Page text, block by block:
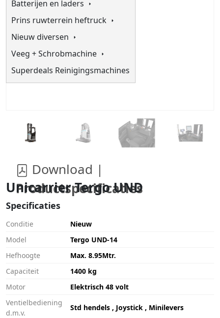
Batterijen en laders
Prins ruwterrein heftruck
Nieuw diversen
Veeg + Schrobmachine
Superdeals Reinigingsmachines
Download |
Productspecificaties
Unicarrier Tergo UND
Specificaties
Conditie
Nieuw
Model
Tergo UND-14
Hefhoogte
Max. 8.95Mtr.
Capaciteit
1400 kg
Motor
Elektrisch 48 volt
Ventielbediening
d.m.v.
Std hendels , Joystick , Minilevers